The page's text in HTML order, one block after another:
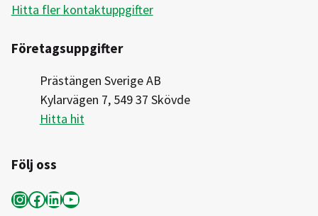
Hitta fler kontaktuppgifter
Företagsuppgifter
Prästängen Sverige AB
Kylarvägen 7, 549 37 Skövde
Hitta hit
Följ oss
InstagramFacebook LinkedIn YouTube